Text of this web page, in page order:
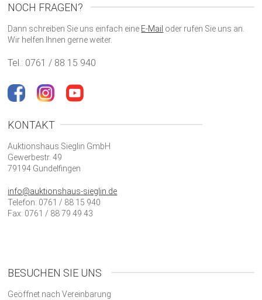
NOCH FRAGEN?
Dann schreiben Sie uns einfach eine E-Mail oder rufen Sie uns an.
Wir helfen Ihnen gerne weiter.
Tel.: 0761 / 88 15 940
KONTAKT
Auktionshaus Sieglin GmbH
Gewerbestr. 49
79194 Gundelfingen
info@auktionshaus-sieglin.de
Telefon: 0761 / 88 15 940
Fax: 0761 / 88 79 49 43
BESUCHEN SIE UNS
Geöffnet nach Vereinbarung